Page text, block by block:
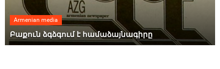
Armenian media
Բաքուն ձգձգում է համաձայնագիրը